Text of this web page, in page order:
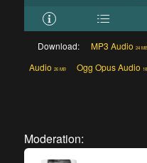
Download: MP3 Audio 24 MB
Audio 26 MB Ogg Opus Audio
Moderation: